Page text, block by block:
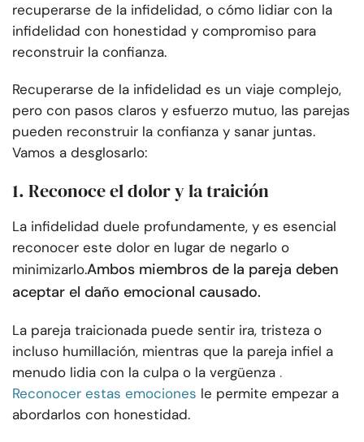
recuperarse de la infidelidad, o cómo lidiar con la
infidelidad con honestidad y compromiso para
reconstruir la confianza.
Recuperarse de la infidelidad es un viaje complejo,
pero con pasos claros y esfuerzo mutuo, las parejas
pueden reconstruir la confianza y sanar juntas.
Vamos a desglosarlo:
1. Reconoce el dolor y la traición
La infidelidad duele profundamente, y es esencial
reconocer este dolor en lugar de negarlo o
minimizarlo.Ambos miembros de la pareja deben
aceptar el daño emocional causado.
La pareja traicionada puede sentir ira, tristeza o
incluso humillación, mientras que la pareja infiel a
menudo lidia con la culpa o la vergüenza .
Reconocer estas emociones le permite empezar a
abordarlos con honestidad.